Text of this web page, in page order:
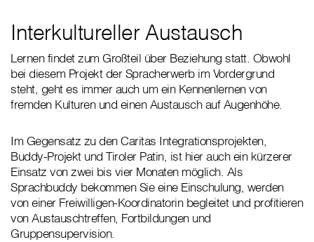
Interkultureller Austausch
Lernen findet zum Großteil über Beziehung statt. Obwohl
bei diesem Projekt der Spracherwerb im Vordergrund
steht, geht es immer auch um ein Kennenlernen von
fremden Kulturen und einen Austausch auf Augenhöhe.
Im Gegensatz zu den Caritas Integrationsprojekten,
Buddy-Projekt und Tiroler Patin, ist hier auch ein kürzerer
Einsatz von zwei bis vier Monaten möglich. Als
Sprachbuddy bekommen Sie eine Einschulung, werden
von einer Freiwilligen-Koordinatorin begleitet und profitieren
von Austauschtreffen, Fortbildungen und
Gruppensupervision.